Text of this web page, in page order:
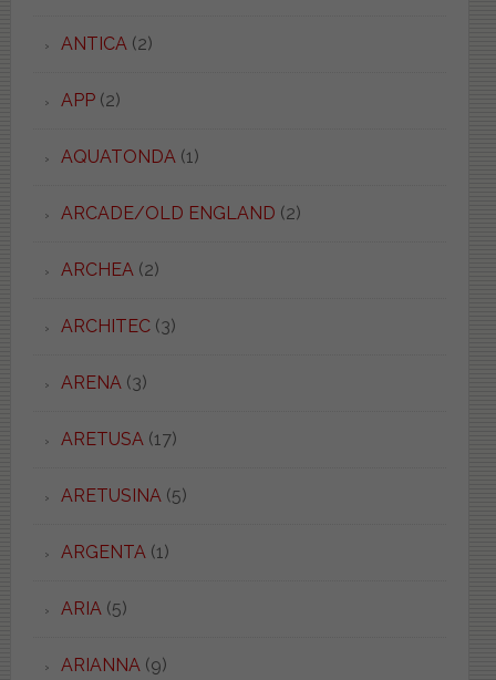
ANTICA(2)
APP(2)
AQUATONDA(1)
ARCADE/OLD ENGLAND (2)
ARCHEA(2)
ARCHITEC(3)
ARENA(3)
ARETUSA(17)
ARETUSINA(5)
ARGENTA(1)
ARIA(5)
ARIANNA(9)